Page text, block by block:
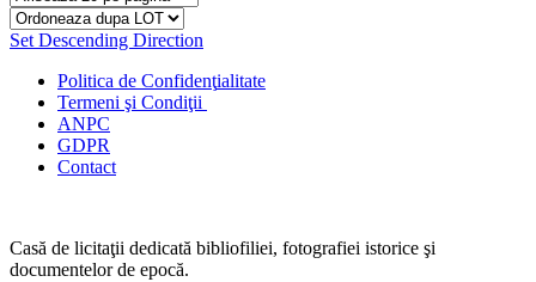
Set Descending Direction
Politica de Confidenţialitate
Termeni şi Condiţii
ANPC
GDPR
Contact
Casă de licitaţii dedicată bibliofiliei, fotografiei istorice şi
documentelor de epocă.